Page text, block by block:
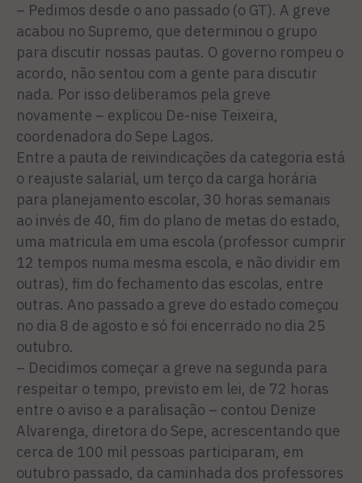
– Pedimos desde o ano passado (o GT). A greve
acabou no Supremo, que determinou o grupo
para discutir nossas pautas. O governo rompeu o
acordo, não sentou com a gente para discutir
nada. Por isso deliberamos pela greve
novamente – explicou De-nise Teixeira,
coordenadora do Sepe Lagos.
Entre a pauta de reivindicações da categoria está
o reajuste salarial, um terço da carga horária
para planejamento escolar, 30 horas semanais
ao invés de 40, fim do plano de metas do estado,
uma matricula em uma escola (professor cumprir
12 tempos numa mesma escola, e não dividir em
outras), fim do fechamento das escolas, entre
outras. Ano passado a greve do estado começou
no dia 8 de agosto e só foi encerrado no dia 25
outubro.
– Decidimos começar a greve na segunda para
respeitar o tempo, previsto em lei, de 72 horas
entre o aviso e a paralisação – contou Denize
Alvarenga, diretora do Sepe, acrescentando que
cerca de 100 mil pessoas participaram, em
outubro passado, da caminhada dos professores